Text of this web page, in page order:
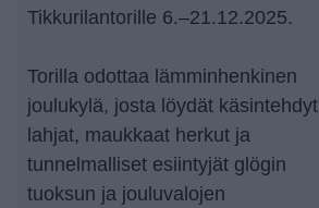
Tikkurilantorille 6.–21.12.2025.
Torilla odottaa lämminhenkinen
joulukylä, josta löydät käsintehdyt
lahjat, maukkaat herkut ja
tunnelmalliset esiintyjät glögin
tuoksun ja jouluvalojen